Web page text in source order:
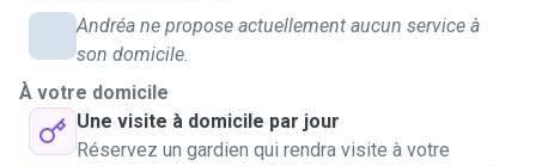
Andréa ne propose actuellement aucun service à
son domicile.
À votre domicile
Une visite à domicile par jour
Réservez un gardien qui rendra visite à votre